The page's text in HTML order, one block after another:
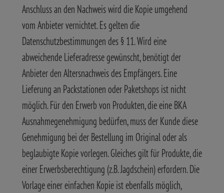
Anschluss an den Nachweis wird die Kopie umgehend
vom Anbieter vernichtet. Es gelten die
Datenschutzbestimmungen des § 11. Wird eine
abweichende Lieferadresse gewünscht, benötigt der
Anbieter den Altersnachweis des Empfängers. Eine
Lieferung an Packstationen oder Paketshops ist nicht
möglich. Für den Erwerb von Produkten, die eine BKA
Ausnahmegenehmigung bedürfen, muss der Kunde diese
Genehmigung bei der Bestellung im Original oder als
beglaubigte Kopie vorlegen. Gleiches gilt für Produkte, die
einer Erwerbsberechtigung (z.B. Jagdschein) erfordern. Die
Vorlage einer einfachen Kopie ist ebenfalls möglich,